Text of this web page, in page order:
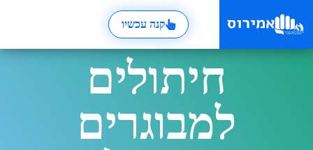
קנה עכשיו
חיתולים
למבוגרים